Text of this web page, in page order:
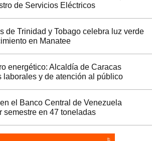
de Servicios Eléctricos
de Trinidad y Tobago celebra luz verde
en Manatee
energético: Alcaldía de Caracas
laborales y de atención al público
el Banco Central de Venezuela
semestre en 47 toneladas